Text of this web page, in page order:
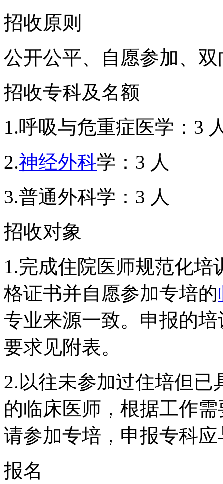
招收原则
公开公平、自愿参加、
招收专科及名额
1.呼吸与危重症医学：3
2.神经外科学：3 人
3.普通外科学：3 人
招收对象
1.完成住院医师规范化
格证书并自愿参加专培的
专业来源一致。申报的
要求见附表。
2.以往未参加过住培但
的临床医师，根据工作
请参加专培，申报专科
报名